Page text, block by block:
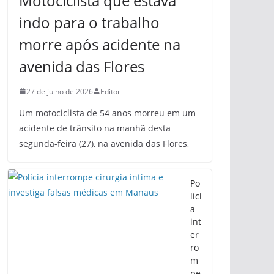
indo para o trabalho
morre após acidente na
avenida das Flores
27 de julho de 2026 Editor
Um motociclista de 54 anos morreu em um
acidente de trânsito na manhã desta
segunda-feira (27), na avenida das Flores,
Po
líci
a
int
er
ro
m